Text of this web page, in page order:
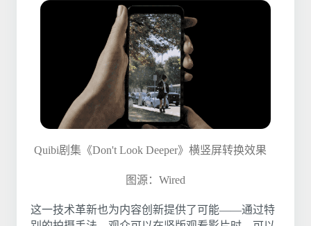
Quibi剧集《Don't Look Deeper》横竖屏转换效果
图源：Wired
这一技术革新也为内容创新提供了可能——通过特